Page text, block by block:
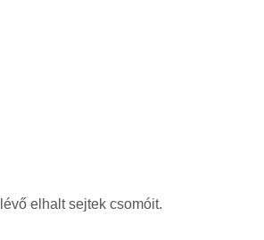
elhalt sejtek csomóit.